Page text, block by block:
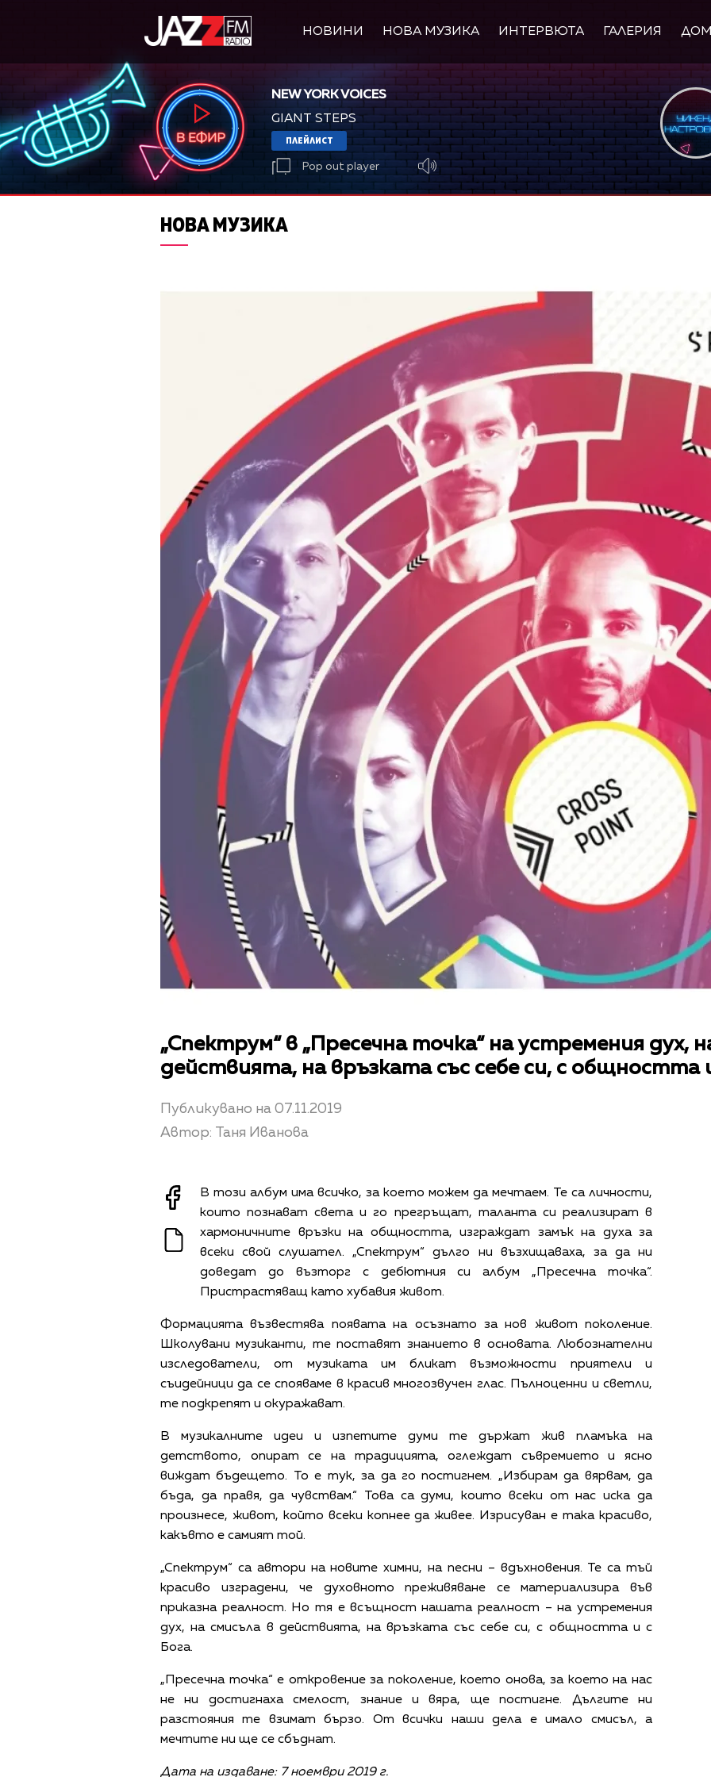
НОВИНИ НОВА МУЗИКА ИНТЕРВЮТА ГАЛЕРИЯ ДОМ
NEW YORK VOICES
GIANT STEPS
ПЛЕЙЛИСТ
Pop out player
НОВА МУЗИКА
„Спектрум“ в „Пресечна точка“ на устремения дух,
действията, на връзката със себе си, с общността
Публикувано на 07.11.2019
Автор: Таня Иванова
В този албум има всичко, за което можем да мечтаем. Те са личности,
които познават света и го прегръщат, таланта си реализират в
хармоничните връзки на общността, изграждат замък на духа за
всеки свой слушател. „Спектрум“ дълго ни възхищаваха, за да ни
доведат до възторг с дебютния си албум „Пресечна точка“.
Пристрастяващ като хубавия живот.
Формацията възвестява появата на осъзнато за нов живот поколение.
Школувани музиканти, те поставят знанието в основата. Любознателни
изследователи, от музиката им бликат възможности приятели и
съидейници да се спояваме в красив многозвучен глас. Пълноценни и светли,
те подкрепят и окуражават.
В музикалните идеи и изпетите думи те държат жив пламъка на
детството, опират се на традицията, оглеждат съвремието и ясно
виждат бъдещето. То е тук, за да го постигнем. „Избирам да вярвам, да
бъда, да правя, да чувствам.“ Това са думи, които всеки от нас иска да
произнесе, живот, който всеки копнее да живее. Изрисуван е така красиво,
какъвто е самият той.
„Спектрум“ са автори на новите химни, на песни – вдъхновения. Те са тъй
красиво изградени, че духовното преживяване се материализира във
приказна реалност. Но тя е всъщност нашата реалност – на устремения
дух, на смисъла в действията, на връзката със себе си, с общността и с
Бога.
„Пресечна точка“ е откровение за поколение, което онова, за което на нас
не ни достигнаха смелост, знание и вяра, ще постигне. Дългите ни
разстояния те взимат бързо. От всички наши дела е имало смисъл, а
мечтите ни ще се сбъднат.
Дата на издаване: 7 ноември 2019 г.